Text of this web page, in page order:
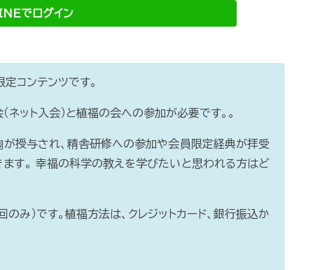
でログイン
コンテンツです。
ット入会）と植福の会への参加が必要です。。
が授与され、精舎研修への参加や会員限定経典が拝受
す。 幸福の科学の教えを学びたいと思われる方はど
み）です。植福方法は、クレジットカード、銀行振込か